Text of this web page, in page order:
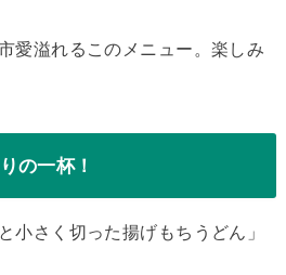
愛溢れるこのメニュー。楽しみ
の一杯！
小さく切った揚げもちうどん」